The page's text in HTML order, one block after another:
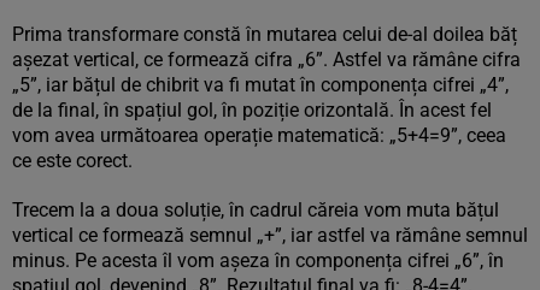
Prima transformare constă în mutarea celui de-al doilea băț
așezat vertical, ce formează cifra „6”. Astfel va rămâne cifra
„5”, iar bățul de chibrit va fi mutat în componența cifrei „4”,
de la final, în spațiul gol, în poziție orizontală. În acest fel
vom avea următoarea operație matematică: „5+4=9”, ceea
ce este corect.
Trecem la a doua soluție, în cadrul căreia vom muta bățul
vertical ce formează semnul „+”, iar astfel va rămâne semnul
minus. Pe acesta îl vom așeza în componența cifrei „6”, în